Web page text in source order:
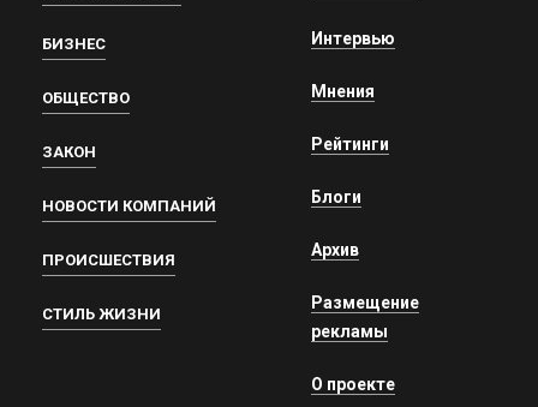
БИЗНЕС
ОБЩЕСТВО
ЗАКОН
НОВОСТИ КОМПАНИЙ
ПРОИСШЕСТВИЯ
СТИЛЬ ЖИЗНИ
Интервью
Мнения
Рейтинги
Блоги
Архив
Размещение
рекламы
О проекте